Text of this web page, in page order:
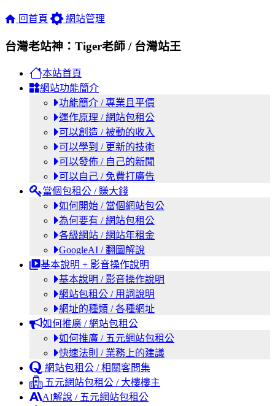
回首頁 網站管理
台灣老站神：Tiger老師 / 台灣站王
本站首頁
網站功能簡介
功能簡介 / 專業且平價
運作原理 / 網站包租公
可以創造 / 被動的收入
可以學到 / 更新的技術
可以發佈 / 自己的新聞
可以自己 / 免費打廣告
當個包租公 / 賺大錢
如何開始 / 當個網站包公
為何要有 / 網站包租公
各級網站 / 網站年租金
GoogleAI / 翻圖解說
基本說明 + 影音操作說明
基本說明 / 影音操作說明
網站包租公 / 用詞說明
網址的種類 / 各種網址
如何推廣 / 網站包租公
如何推廣 / 五元網站包租公
快速法則 / 業務上的建議
網站包租公 / 相關客問集
五元網站包租公 / 大樓樓主
AI解說 / 五元網站包租公